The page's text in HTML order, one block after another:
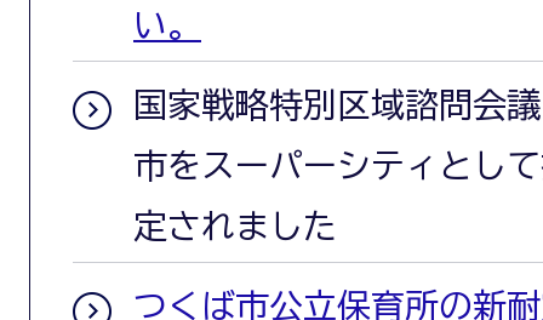
い。
国家戦略特別区域諮問会
市をスーパーシティとし
定されました
つくば市公立保育所の新